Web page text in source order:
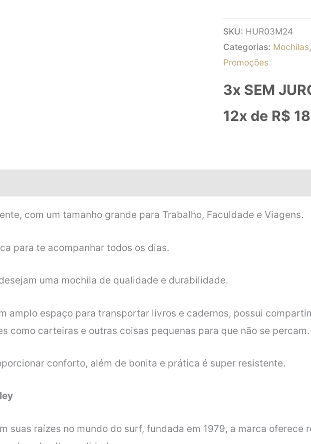
SKU: HUR03M24
Categorias: Mochilas
Promoções
3x SEM
12x de R$
com um tamanho grande para Trabalho, Faculdade e Viagens.
para te acompanhar todos os dias.
uma mochila de qualidade e durabilidade.
amplo espaço para transportar livros e cadernos, possui
como carteiras e outras coisas pequenas para que não se percam.
conforto, além de bonita e prática é super resistente.
suas raízes no mundo do surf, fundada em 1979, a marca oferece